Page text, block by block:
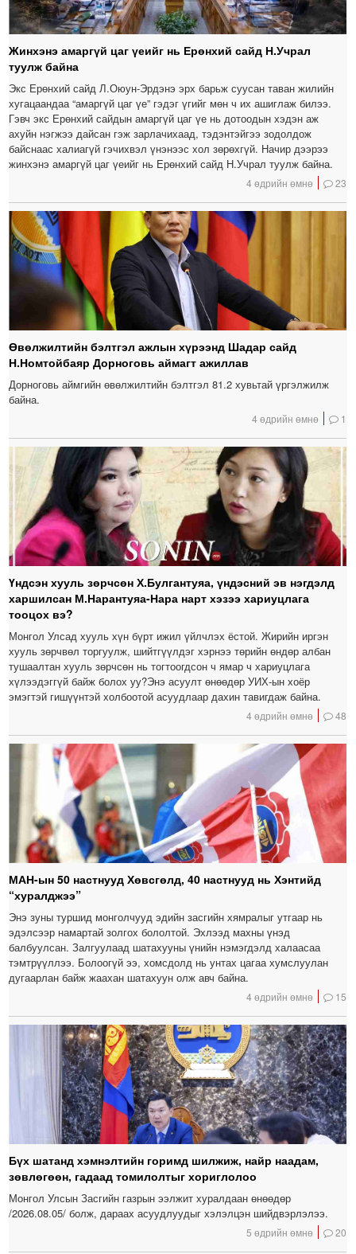
Жинхэнэ амаргүй цаг үеийг нь Ерөнхий сайд Н.Учрал
туулж байна
Экс Ерөнхий сайд Л.Оюун-Эрдэнэ эрх барьж суусан таван жилийн
хугацаандаа “амаргүй цаг үе” гэдэг үгийг мөн ч их ашиглаж билээ.
Гэвч экс Ерөнхий сайдын амаргүй цаг үе нь дотоодын хэдэн аж
ахуйн нэгжээ дайсан гэж зарлачихаад, тэдэнтэйгээ зодолдож
байснаас халиагүй гэчихвэл үнэнээс хол зөрөхгүй. Начир дээрээ
жинхэнэ амаргүй цаг үеийг нь Ерөнхий сайд Н.Учрал туулж байна.
4 өдрийн өмнө 23
Өвөлжилтийн бэлтгэл ажлын хүрээнд Шадар сайд
Н.Номтойбаяр Дорноговь аймагт ажиллав
Дорноговь аймгийн өвөлжилтийн бэлтгэл 81.2 хувьтай үргэлжилж
байна.
4 өдрийн өмнө 1
Үндсэн хууль зөрчсөн Х.Булгантуяа, үндэсний эв нэгдэлд
харшилсан М.Нарантуяа-Нара нарт хэзээ хариуцлага
тооцох вэ?
Монгол Улсад хууль хүн бүрт ижил үйлчлэх ёстой. Жирийн иргэн
хууль зөрчвөл торгуулж, шийтгүүлдэг хэрнээ төрийн өндөр албан
тушаалтан хууль зөрчсөн нь тогтоогдсон ч ямар ч хариуцлага
хүлээдэггүй байж болох уу?Энэ асуулт өнөөдөр УИХ-ын хоёр
эмэгтэй гишүүнтэй холбоотой асуудлаар дахин тавигдаж байна.
4 өдрийн өмнө 48
МАН-ын 50 настнууд Хөвсгөлд, 40 настнууд нь Хэнтийд
“хуралджээ”
Энэ зуны туршид монголчууд эдийн засгийн хямралыг утгаар нь
эдэлсээр намартай золгох бололтой. Эхлээд махны үнэд
балбуулсан. Залгуулаад шатахууны үнийн нэмэгдэлд халаасаа
тэмтрүүллээ. Болоогүй ээ, хомсдолд нь унтах цагаа хумслуулан
дугаарлан байж жаахан шатахуун олж авч байна.
4 өдрийн өмнө 15
Бүх шатанд хэмнэлтийн горимд шилжиж, найр наадам,
зөвлөгөөн, гадаад томилолтыг хориглолоо
Монгол Улсын Засгийн газрын ээлжит хуралдаан өнөөдөр
/2026.08.05/ болж, дараах асуудлуудыг хэлэлцэн шийдвэрлэлээ.
5 өдрийн өмнө 20